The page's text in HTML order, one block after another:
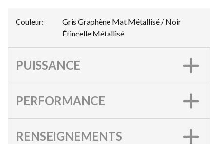
Couleur:
Gris Graphène Mat Métallisé / Noir
Étincelle Métallisé
PUISSANCE
PERFORMANCE
RENSEIGNEMENTS